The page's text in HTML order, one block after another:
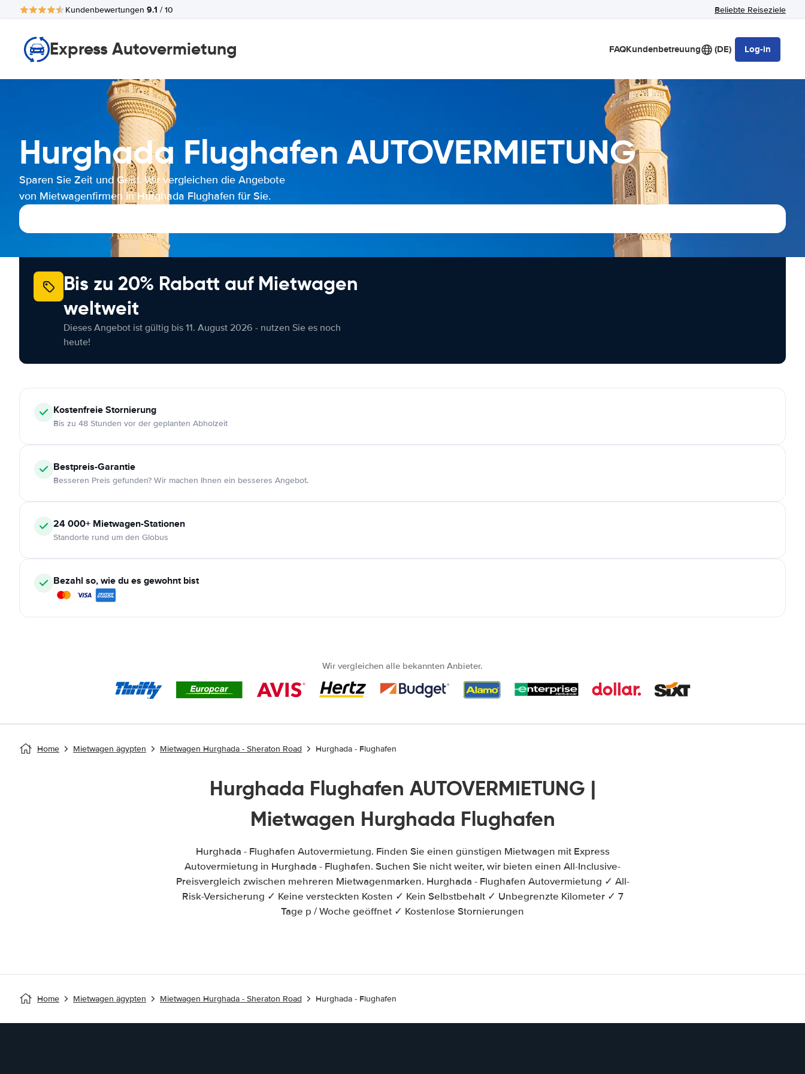
Kundenbewertungen 9.1 / 10 Beliebte Reiseziele
Express Autovermietung FAQKundenbetreuung (DE) Log-in
Hurghada Flughafen AUTOVERMIETUNG
Sparen Sie Zeit und Geld. Wir vergleichen die Angebote
von Mietwagenfirmen in Hurghada Flughafen für Sie.
Bis zu 20% Rabatt auf Mietwagen
weltweit
Dieses Angebot ist gültig bis 11. August 2026 - nutzen Sie es noch
heute!
KostenfreieStornierung
Bis zu 48 Stunden vor der geplanten Abholzeit
Bestpreis-Garantie
Besseren Preis gefunden? Wir machen Ihnen ein besseres Angebot.
24 000+ Mietwagen-Stationen
Standorte rund um den Globus
Bezahl so, wie du es gewohnt bist
Wir vergleichen alle bekannten Anbieter.
Home Mietwagen ägypten Mietwagen Hurghada - Sheraton Road Hurghada - Flughafen
Hurghada Flughafen AUTOVERMIETUNG |
Mietwagen Hurghada Flughafen
Hurghada - Flughafen Autovermietung. Finden Sie einen günstigen Mietwagen mit Express
Autovermietung in Hurghada - Flughafen. Suchen Sie nicht weiter, wir bieten einen All-Inclusive-
Preisvergleich zwischen mehreren Mietwagenmarken. Hurghada - Flughafen Autovermietung ✓ All-
Risk-Versicherung ✓ Keine versteckten Kosten ✓ Kein Selbstbehalt ✓ Unbegrenzte Kilometer ✓ 7
Tage p / Woche geöffnet ✓ Kostenlose Stornierungen
Home Mietwagen ägypten Mietwagen Hurghada - Sheraton Road Hurghada - Flughafen